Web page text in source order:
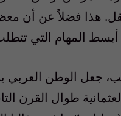
هذا فضلاً عن أن
المهام التي
طوال